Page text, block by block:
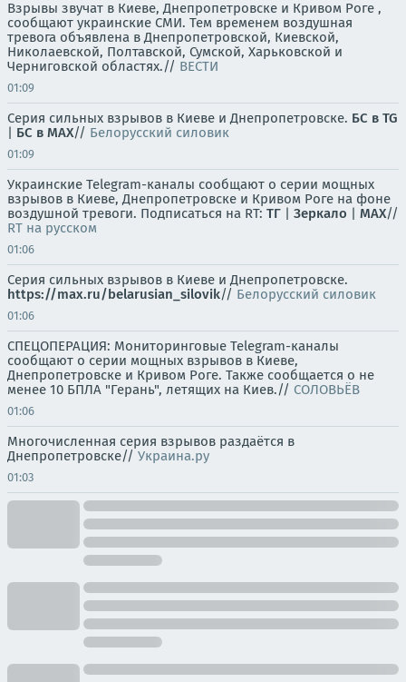
Взрывы звучат в Киеве, Днепропетровске и Кривом Роге ,
сообщают украинские СМИ. Тем временем воздушная
тревога объявлена в Днепропетровской, Киевской,
Николаевской, Полтавской, Сумской, Харьковской и
Черниговской областях.// ВЕСТИ
01:09
Серия сильных взрывов в Киеве и Днепропетровске. БС в TG
| БС в МАХ// Белорусский силовик
01:09
Украинские Telegram-каналы сообщают о серии мощных
взрывов в Киеве, Днепропетровске и Кривом Роге на фоне
воздушной тревоги. Подписаться на RT: ТГ | Зеркало | MAX//
RT на русском
01:06
Серия сильных взрывов в Киеве и Днепропетровске.
https://max.ru/belarusian_silovik// Белорусский силовик
01:06
СПЕЦОПЕРАЦИЯ: Мониторинговые Telegram-каналы
сообщают о серии мощных взрывов в Киеве,
Днепропетровске и Кривом Роге. Также сообщается о не
менее 10 БПЛА "Герань", летящих на Киев.// СОЛОВЬЁВ
01:06
Многочисленная серия взрывов раздаётся в
Днепропетровске// Украина.ру
01:03